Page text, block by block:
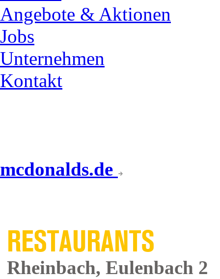
Angebote & Aktionen
Jobs
Unternehmen
Kontakt
mcdonalds.de
RESTAURANTS
Rheinbach, Eulenbach 2